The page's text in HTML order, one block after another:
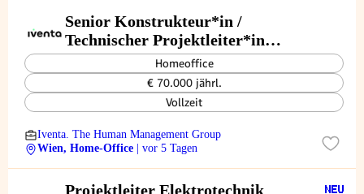
Senior Konstrukteur*in /
Technischer Projektleiter*in
(m/w/d)
Homeoffice
€ 70.000 jährl.
Vollzeit
Iventa. The Human Management Group
Wien, Home-Office
| vor 5 Tagen
Projektleiter Elektrotechnik